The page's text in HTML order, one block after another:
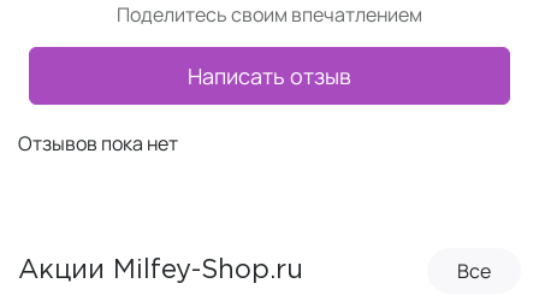
Поделитесь своим впечатлением
Написать отзыв
Отзывов пока нет
Акции Milfey-Shop.ru Все